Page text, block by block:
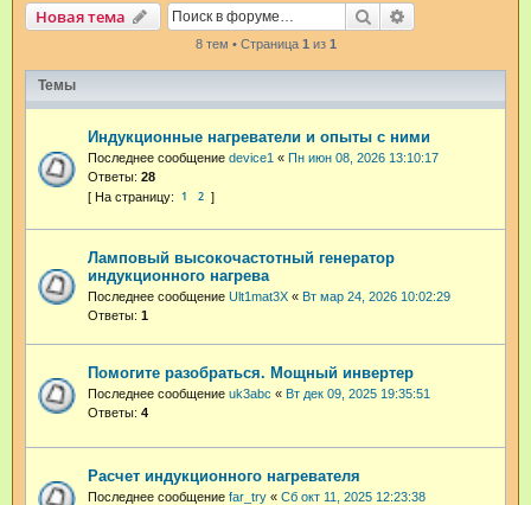
Новая тема Поиск
8 тем • Страница 1 из 1
Темы
Индукционные нагреватели и опыты с ними
Последнее сообщение device1 « Пн июн 08, 2026 13:10:17
Ответы: 28
1 2
Ламповый высокочастотный генератор
индукционного нагрева
Последнее сообщение Ult1mat3X « Вт мар 24, 2026 10:02:29
Ответы: 1
Помогите разобраться. Мощный инвертер
Последнее сообщение uk3abc « Вт дек 09, 2025 19:35:51
Ответы: 4
Расчет индукционного нагревателя
Последнее сообщение far_try « Сб окт 11, 2025 12:23:38